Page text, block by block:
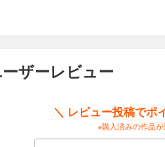
ザーレビュー
＼ レビュー投稿でポ
※購入済みの作品